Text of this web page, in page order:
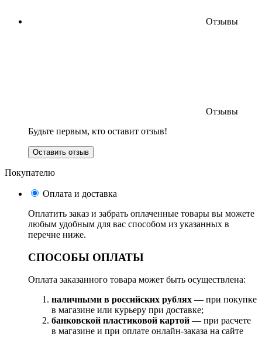
Отзывы
Отзывы
Будьте первым, кто оставит отзыв!
Оставить отзыв
Покупателю
Оплата и доставка
Оплатить заказ и забрать оплаченные товары вы можете
любым удобным для вас способом из указанных в
перечне ниже.
СПОСОБЫ ОПЛАТЫ
Оплата заказанного товара может быть осуществлена:
наличными в российских рублях — при покупке
в магазине или курьеру при доставке;
банковской пластиковой картой — при расчете
в магазине и при оплате онлайн-заказа на сайте